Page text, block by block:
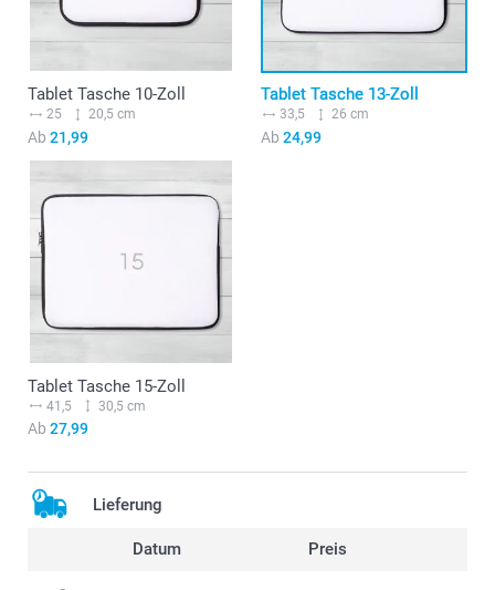
Tablet Tasche 10-Zoll
25 20,5 cm
Ab 21,99
Tablet Tasche 13-Zoll
33,5 26 cm
Ab 24,99
Tablet Tasche 15-Zoll
41,5 30,5 cm
Ab 27,99
Lieferung
Datum Preis